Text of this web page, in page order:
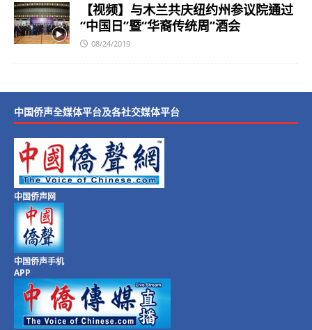
【视频】与木兰共庆纽约州参议院通过
“中国日”暨“华裔传统周”酒会
08/24/2019
中国侨声全媒体平台及各社交媒体平台
中国侨声网
中国侨声手机
APP